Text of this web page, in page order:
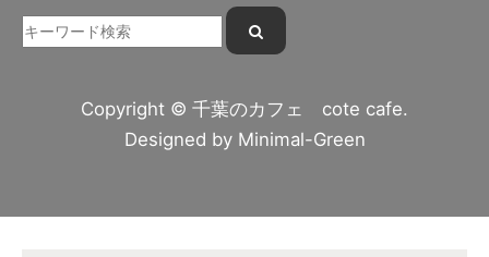
Copyright © 千葉のカフェ cote cafe.
Designed by Minimal-Green